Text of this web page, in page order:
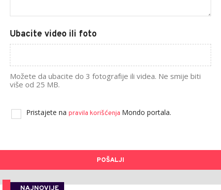
Ubacite video ili foto
Možete da ubacite do 3 fotografije ili videa. Ne smije biti
više od 25 MB.
Pristajete na pravila korišćenja Mondo portala.
POŠALJI
NAJNOVIJE